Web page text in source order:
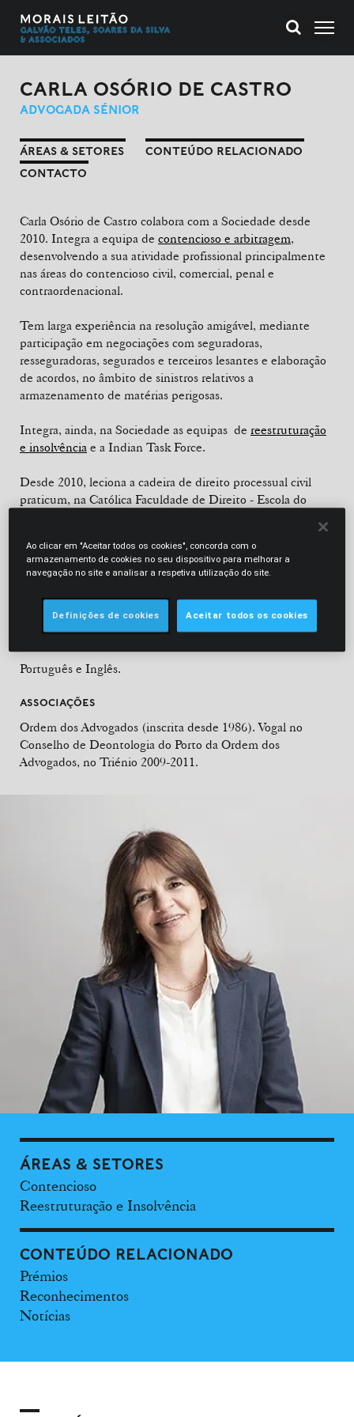
CARLA OSÓRIO DE CASTRO
ADVOGADA SÉNIOR
ÁREAS & SETORES
CONTEÚDO RELACIONADO
CONTACTO
Carla Osório de Castro colabora com a Sociedade desde
2010. Integra a equipa de contencioso e arbitragem,
desenvolvendo a sua atividade profissional principalmente
nas áreas do contencioso civil, comercial, penal e
contraordenacional.
Tem larga experiência na resolução amigável, mediante
participação em negociações com seguradoras,
resseguradoras, segurados e terceiros lesantes e elaboração
de acordos, no âmbito de sinistros relativos a
armazenamento de matérias perigosas.
Integra, ainda, na Sociedade as equipas de reestruturação
e insolvência e a Indian Task Force.
Desde 2010, leciona a cadeira de direito processual civil
praticum, na Católica Faculdade de Direito - Escola do
FORMAÇÃO ACADÉMICA
Escola do Porto, 1984).
Português e Inglês.
ASSOCIAÇÕES
Ordem dos Advogados (inscrita desde 1986). Vogal no
Conselho de Deontologia do Porto da Ordem dos
Advogados, no Triénio 2009-2011.
ÁREAS & SETORES
Contencioso
Reestruturação e Insolvência
CONTEÚDO RELACIONADO
Prémios
Reconhecimentos
Notícias
Ao clicar em "Aceitar todos os cookies", concorda com o
armazenamento de cookies no seu dispositivo para melhorar a
navegação no site e analisar a respetiva utilização do site.
Definições de cookies Aceitar todos os cookies